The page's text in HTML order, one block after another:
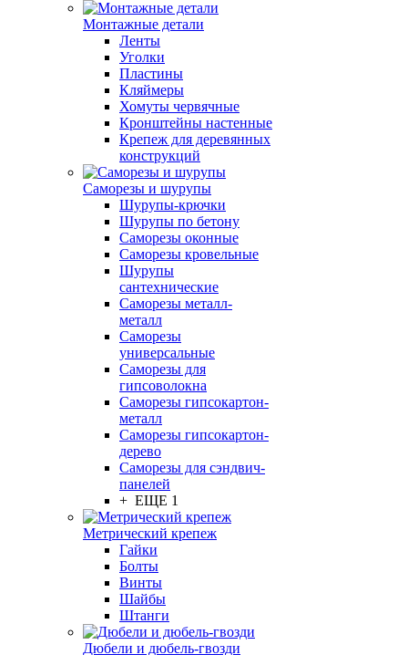
Монтажные детали
Ленты
Уголки
Пластины
Кляймеры
Хомуты червячные
Кронштейны настенные
Крепеж для деревянных
конструкций
Саморезы и шурупы
Шурупы-крючки
Шурупы по бетону
Саморезы оконные
Саморезы кровельные
Шурупы
сантехнические
Саморезы металл-
металл
Саморезы
универсальные
Саморезы для
гипсоволокна
Саморезы гипсокартон-
металл
Саморезы гипсокартон-
дерево
Саморезы для сэндвич-
панелей
+ ЕЩЕ 1
Метрический крепеж
Гайки
Болты
Винты
Шайбы
Штанги
Дюбели и дюбель-гвозди